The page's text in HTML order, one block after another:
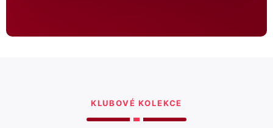
KLUBOVÉ KOLEKCE